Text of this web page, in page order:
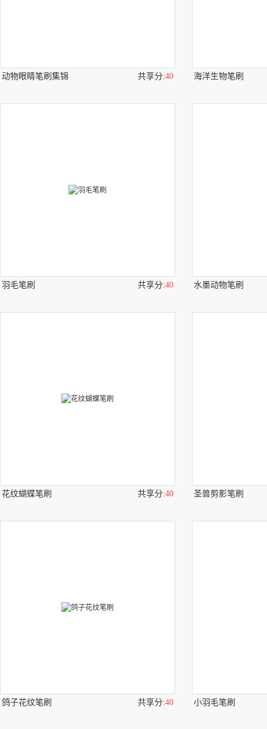
动物眼睛笔刷集锦 共享分:40 海洋生物笔刷
羽毛笔刷 共享分:40 水墨动物笔刷
花纹蝴蝶笔刷 共享分:40 圣兽剪影笔刷
鸽子花纹笔刷 共享分:40 小羽毛笔刷